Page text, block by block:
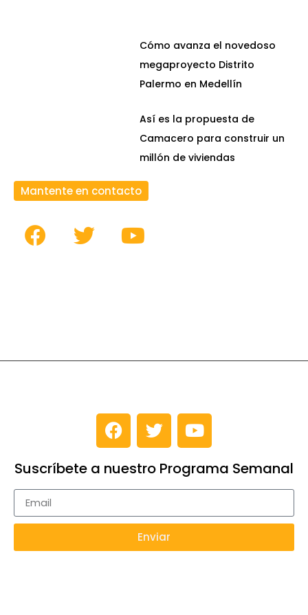
Cómo avanza el novedoso
megaproyecto Distrito
Palermo en Medellín
Así es la propuesta de
Camacero para construir un
millón de viviendas
Mantente en contacto
Suscríbete a nuestro Programa Semanal
Enviar